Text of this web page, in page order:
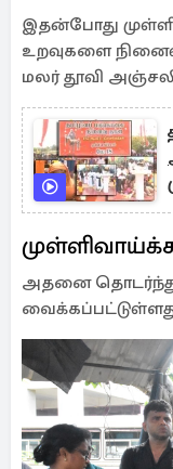
இதன்போது
உறவுகளை
மலர் தூவி
அதனை தொடர்ந்து